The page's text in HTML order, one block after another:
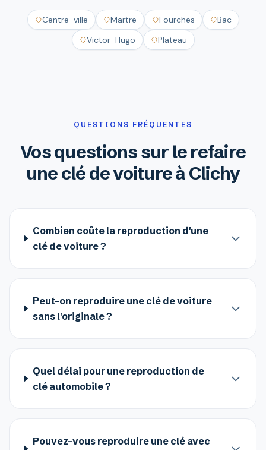
Centre-ville Martre Fourches
Bac
Victor-Hugo
Plateau
QUESTIONS FRÉQUENTES
Vos questions sur le refaire
une clé de voiture à Clichy
Combien coûte la reproduction d'une
clé de voiture ?
Peut-on reproduire une clé de voiture
sans l'originale ?
Quel délai pour une reproduction de
clé automobile ?
Pouvez-vous reproduire une clé avec